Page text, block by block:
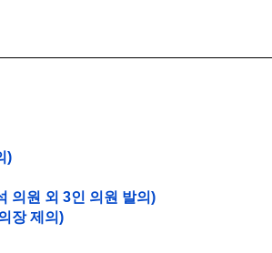
)
의원 외 3인 의원 발의)
장 제의)